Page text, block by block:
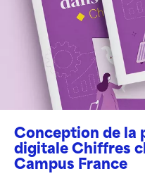
Conception de
digitale Chiffres
Campus France